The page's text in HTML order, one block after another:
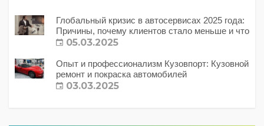
Глобальный кризис в автосервисах 2025 года:
Причины, почему клиентов стало меньше и что
с этим делать?
05.03.2025
Опыт и профессионализм Кузовпорт: Кузовной
ремонт и покраска автомобилей
03.03.2025